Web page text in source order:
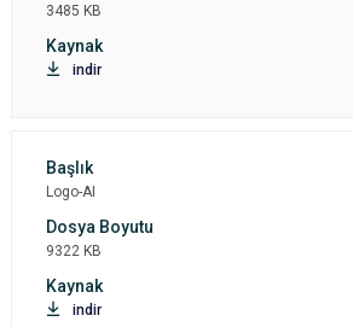
3485 KB
indir
Logo-AI
9322 KB
indir